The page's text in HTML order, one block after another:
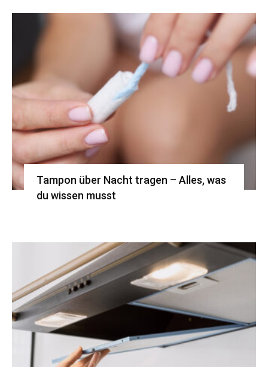
Tampon über Nacht tragen – Alles, was
du wissen musst